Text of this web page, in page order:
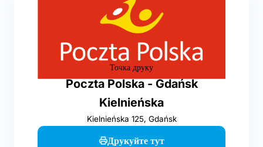
Точка друку
Poczta Polska - Gdańsk
Kielnieńska
Kielnieńska 125, Gdańsk
Друкуйте тут